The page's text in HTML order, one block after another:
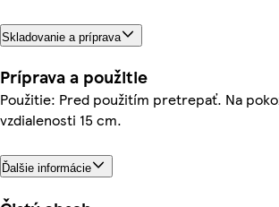
Skladovanie a príprava
Príprava a použitie
Použitie: Pred použitím pretrepať. Na
vzdialenosti 15 cm.
Ďalšie informácie